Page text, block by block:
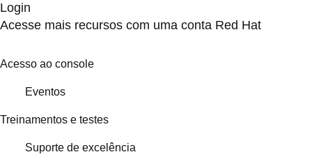
Login
Acesse mais recursos com uma conta Red Hat
Acesso ao console
Eventos
Treinamentos e testes
Suporte de excelência